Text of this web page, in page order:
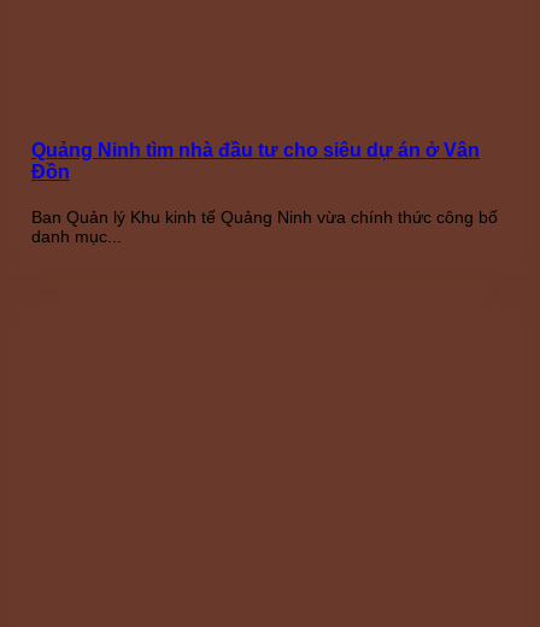
Quảng Ninh tìm nhà đầu tư cho siêu dự án ở Vân
Đồn
Ban Quản lý Khu kinh tế Quảng Ninh vừa chính thức công bố
danh mục...